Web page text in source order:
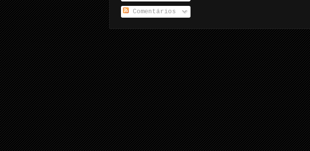
Comentários